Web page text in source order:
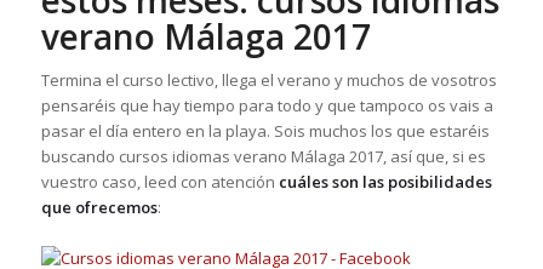
verano Málaga 2017
Termina el curso lectivo, llega el verano y muchos de vosotros
pensaréis que hay tiempo para todo y que tampoco os vais a
pasar el día entero en la playa. Sois muchos los que estaréis
buscando cursos idiomas verano Málaga 2017, así que, si es
vuestro caso, leed con atención cuáles son las posibilidades
que ofrecemos: